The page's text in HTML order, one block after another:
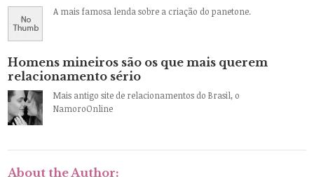
A mais famosa lenda sobre a criação do panetone.
Homens mineiros são os que mais querem
relacionamento sério
Mais antigo site de relacionamentos do Brasil, o
NamoroOnline
About the Author: